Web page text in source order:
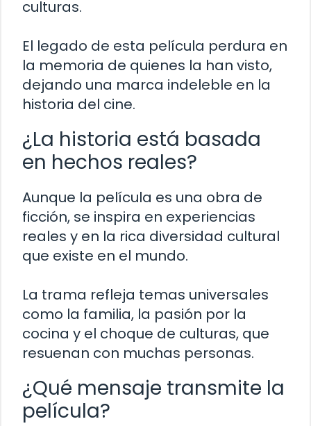
culturas.
El legado de esta película perdura en
la memoria de quienes la han visto,
dejando una marca indeleble en la
historia del cine.
¿La historia está basada
en hechos reales?
Aunque la película es una obra de
ficción, se inspira en experiencias
reales y en la rica diversidad cultural
que existe en el mundo.
La trama refleja temas universales
como la familia, la pasión por la
cocina y el choque de culturas, que
resuenan con muchas personas.
¿Qué mensaje transmite la
película?